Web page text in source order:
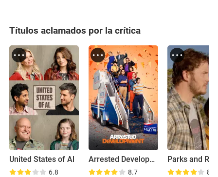
Títulos aclamados por la crítica
United States of Al
6.8
Arrested Development
8.7 8.0